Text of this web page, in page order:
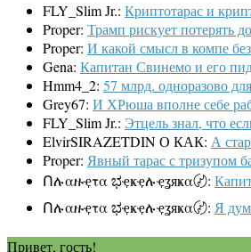
FLY_Slim Jr.: Криптотарас и
Proper: Трамп рискует потерять
Proper: И какой смысл в компе
Gena: Капитан Свинемо и его
Hmm4_2: 57 млрд. одноразово
Grey67: И ХРюша вполне себе
FLY_Slim Jr.: Этцель знал, что
ElvirSIRAZETDIN О КАК: А
Proper: Явный тарас с тризупом
Ոሉαዙҿτα ಭҿҝҿሉҿʓяҝα〄:
Ոሉαዙҿτα ಭҿҝҿሉҿʓяҝα〄: Я
Привет, гость!